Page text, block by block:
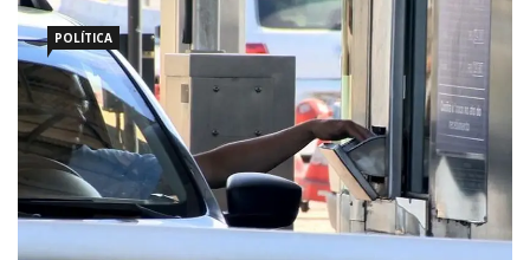
garante a integridade e a saúde de quem está nas […]
POLÍTICA